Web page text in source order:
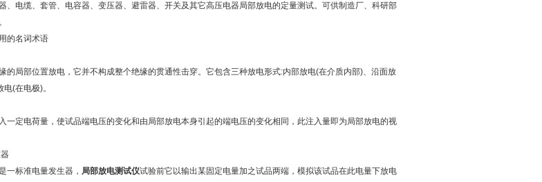
、电缆、套管、电容器、变压器、避雷器、开关及其它高压电器局部放电的定量测试。可供制造厂、科研部
的名词术语
局部位置放电，它并不构成整个绝缘的贯通性击穿。它包含三种放电形式:内部放电(在介质内部)、沿面放
(在电极)。
定电荷量，使试品端电压的变化和由局部放电本身引起的端电压的变化相同，此注入量即为局部放电的视
标准电量发生器， 局部放电测试仪试验前它以输出某固定电量加之试品两端，模拟该试品在此电量下放电